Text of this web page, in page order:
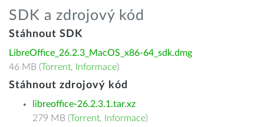
SDK a zdrojový kód
Stáhnout SDK
LibreOffice_26.2.3_MacOS_x86-64_sdk.dmg
46 MB (Torrent, Informace)
Stáhnout zdrojový kód
libreoffice-26.2.3.1.tar.xz
279 MB (Torrent, Informace)